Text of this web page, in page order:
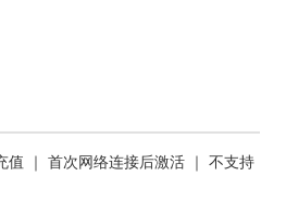
值 ｜ 首次网络连接后激活 ｜ 不支持